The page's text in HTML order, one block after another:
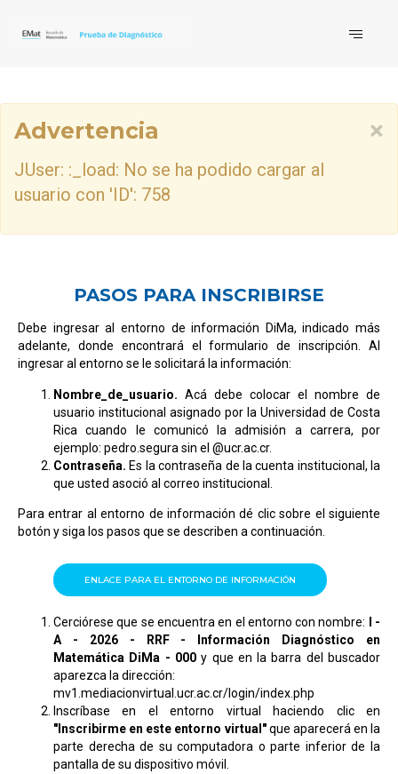
×
Advertencia
JUser: :_load: No se ha podido cargar al
usuario con 'ID': 758
PASOS PARA INSCRIBIRSE
Debe ingresar al entorno de información DiMa, indicado más
adelante, donde encontrará el formulario de inscripción. Al
ingresar al entorno se le solicitará la información:
Nombre_de_usuario. Acá debe colocar el nombre de
usuario institucional asignado por la Universidad de Costa
Rica cuando le comunicó la admisión a carrera, por
ejemplo: pedro.segura sin el @ucr.ac.cr.
Contraseña. Es la contraseña de la cuenta institucional, la
que usted asoció al correo institucional.
Para entrar al entorno de información dé clic sobre el siguiente
botón y siga los pasos que se describen a continuación.
ENLACE PARA EL ENTORNO DE INFORMACIÓN
Cerciórese que se encuentra en el entorno con nombre:
I -
A - 2026 - RRF - Información Diagnóstico en
Matemática DiMa - 000y que en la barra del buscador
aparezca la dirección:
mv1.mediacionvirtual.ucr.ac.cr/login/index.php
Inscríbase en el entorno virtual haciendo clic en
"Inscribirme en este entorno virtual"que aparecerá en la
parte derecha de su computadora o parte inferior de la
pantalla de su dispositivo móvil.